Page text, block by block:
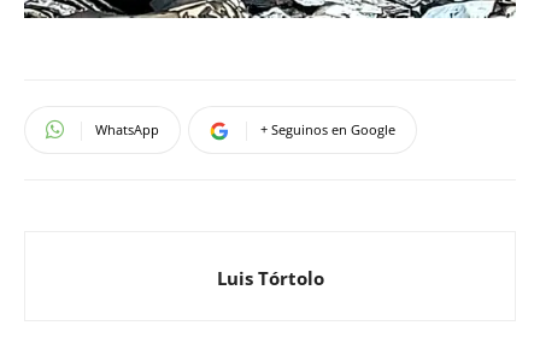
WhatsApp + Seguinos en Google
Luis Tórtolo